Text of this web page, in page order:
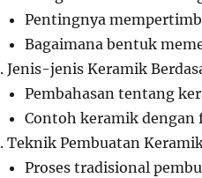
Pentingnya
Bagaimana bentuk
Jenis-jenis Keramik
Pembahasan tentang
Contoh keramik dengan
Teknik Pembuatan
Proses tradisional